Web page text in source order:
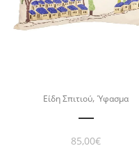
Είδη Σπιτιού,Ύφασμα
85,00€